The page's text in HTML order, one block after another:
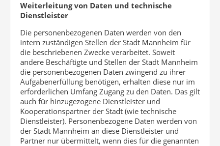
Weiterleitung von Daten und technische
Dienstleister
Die personenbezogenen Daten werden von den
intern zuständigen Stellen der Stadt Mannheim für
die beschriebenen Zwecke verarbeitet. Soweit
andere Beschäftigte und Stellen der Stadt Mannheim
die personenbezogenen Daten zwingend zu ihrer
Aufgabenerfüllung benötigen, erhalten diese nur im
erforderlichen Umfang Zugang zu den Daten. Das gilt
auch für hinzugezogene Dienstleister und
Kooperationspartner der Stadt (wie technische
Dienstleister). Personenbezogene Daten werden von
der Stadt Mannheim an diese Dienstleister und
Partner nur übermittelt, wenn dies für die genannten